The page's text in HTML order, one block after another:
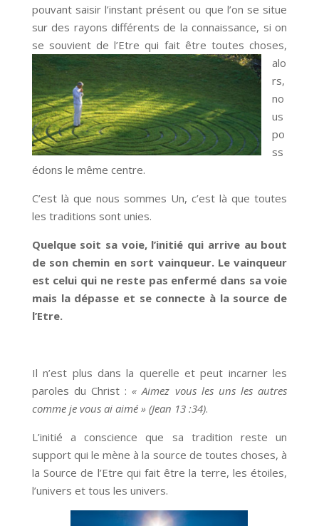
pouvant saisir l’instant présent ou que l’on se situe
sur des rayons différents de la connaissance, si on
se souvient de l’Etre qui fait être toutes choses,
alo
rs,
no
us
po
ss
édons le même centre.
C’est là que nous sommes Un, c’est là que toutes
les traditions sont unies.
Quelque soit sa voie, l’initié qui arrive au bout
de son chemin en sort vainqueur. Le vainqueur
est celui qui ne reste pas enfermé dans sa voie
mais la dépasse et se connecte à la source de
l’Etre.
Il n’est plus dans la querelle et peut incarner les
paroles du Christ :« Aimez vous les uns les autres
comme je vous ai aimé » (Jean 13 :34).
L’initié a conscience que sa tradition reste un
support qui le mène à la source de toutes choses, à
la Source de l’Etre qui fait être la terre, les étoiles,
l’univers et tous les univers.